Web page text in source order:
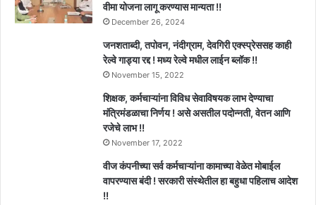
वीमा योजना लागू करण्यास मान्यता !!
December 26, 2024
जनशताब्दी, तपोवन, नंदीग्राम, देवगिरी एक्स्प्रेससह काही
रेल्वे गाड्या रद्द ! मध्य रेल्वे मधील लाईन ब्लॉक !!
November 15, 2022
शिक्षक, कर्मचाऱ्यांना विविध सेवाविषयक लाभ देण्याचा
मंत्रिमंडळाचा निर्णय ! असे असतील पदोन्नती, वेतन आणि
रजेचे लाभ !!
November 17, 2022
वीज कंपनीच्या सर्व कर्मचाऱ्यांना कामाच्या वेळेत मोबाईल
वापरण्यास बंदी ! सरकारी संस्थेतील हा बहुधा पहिलाच आदेश
!!